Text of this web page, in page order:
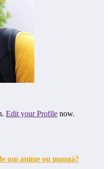
Edit your Profile now.
um anime ou mangá?